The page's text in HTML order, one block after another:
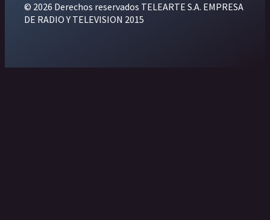
© 2026 Derechos reservados TELEARTE S.A. EMPRESA
DE RADIO Y TELEVISION 2015